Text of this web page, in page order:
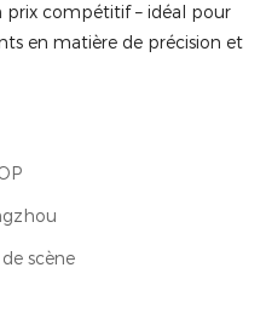
prix compétitif – idéal pour
en matière de précision et
scène